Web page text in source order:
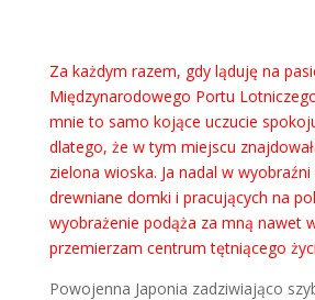
Za każdym razem, gdy ląduję na
Międzynarodowego Portu
mnie to samo kojące uczucie
dlatego, że w tym miejscu
zielona wioska. Ja nadal w
drewniane domki i pracujących na
wyobrażenie podąża za mną nawet
przemierzam centrum tętniącego
Powojenna Japonia zadziwiająco